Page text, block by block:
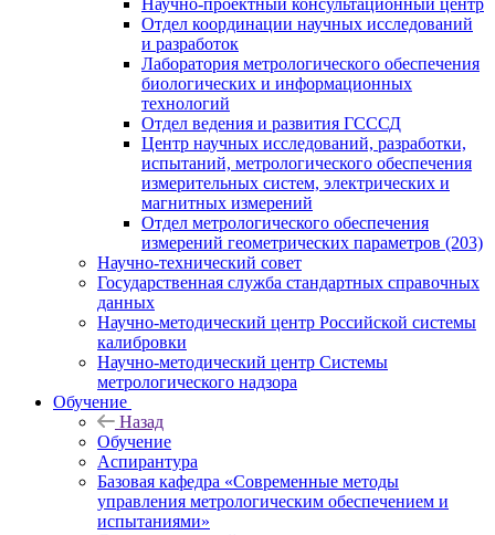
Научно-проектный консультационный центр
Отдел координации научных исследований
и разработок
Лаборатория метрологического обеспечения
биологических и информационных
технологий
Отдел ведения и развития ГСССД
Центр научных исследований, разработки,
испытаний, метрологического обеспечения
измерительных систем, электрических и
магнитных измерений
Отдел метрологического обеспечения
измерений геометрических параметров (203)
Научно-технический совет
Государственная служба стандартных справочных
данных
Научно-методический центр Российской системы
калибровки
Научно-методический центр Системы
метрологического надзора
Обучение
Назад
Обучение
Аспирантура
Базовая кафедра «Современные методы
управления метрологическим обеспечением и
испытаниями»